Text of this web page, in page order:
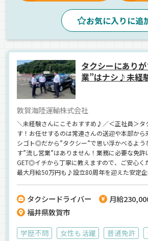
一般旅客 タクシー 正社員
お気に入りに追
タクシーにあり
業”はナシ♪未経
敦賀海陸運輸株式会社
＼未経験さんにこそおすすめ♪／＜正社員＞タ
す！お任せするのは常連さんの送迎や本部か
シゴト◎だから”タクシー”で思い浮かべるよう
す”流し営業”はありません！業務に必要な免
GET◎イチから丁寧に教えますので、ご安心
最大月給50万円も♪設立80周年を迎えた安定
タビューも掲載中！】気になった方はぜひ、チ
い！
タクシードライバー
月給
福井県敦賀市
学歴不問 女性も活躍 普通免許